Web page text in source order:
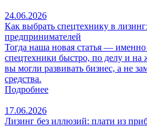
24.06.2026
Как выбрать спецтехнику в
предпринимателей
Тогда наша новая статья —
спецтехники быстро, по делу и
вы могли развивать бизнес, а не
средства.
Подробнее
17.06.2026
Лизинг без иллюзий: плати из